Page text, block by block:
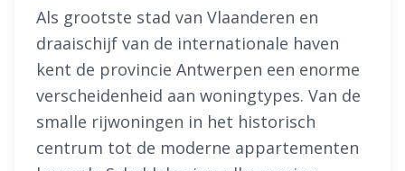
Als grootste stad van Vlaanderen en
draaischijf van de internationale haven
kent de provincie Antwerpen een enorme
verscheidenheid aan woningtypes. Van de
smalle rijwoningen in het historisch
centrum tot de moderne appartementen